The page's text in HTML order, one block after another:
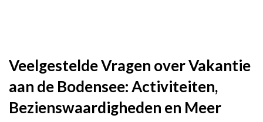
Veelgestelde Vragen over Vakantie
aan de Bodensee: Activiteiten,
Bezienswaardigheden en Meer